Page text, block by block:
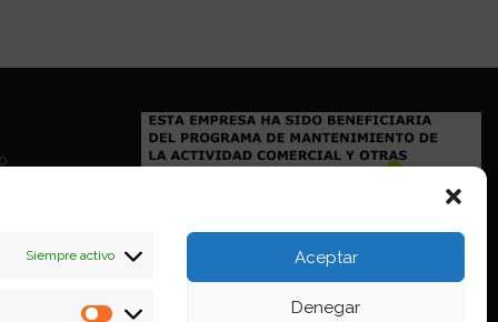
Siempre activo Aceptar
Denegar